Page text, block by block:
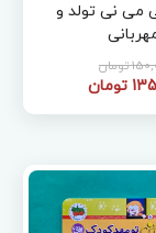
می نی تولد و
تومان